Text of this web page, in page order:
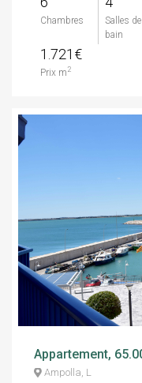
Chambres
Salles de
bain
1.721€
Prix m 2
Ampolla, L